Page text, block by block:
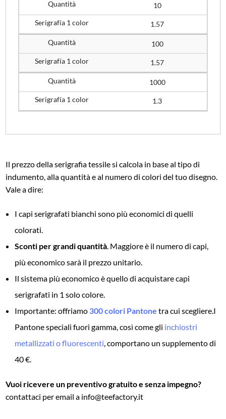
10
1.57
100
1.57
1000
1.3
Il prezzo della serigrafia tessile si calcola in base al tipo di
indumento, alla quantità e al numero di colori del tuo disegno.
Vale a dire:
I capi serigrafati bianchi sono più economici di quelli
colorati.
Sconti per grandi quantità. Maggiore è il numero di capi,
più economico sarà il prezzo unitario.
Il sistema più economico è quello di acquistare capi
serigrafati in 1 solo colore.
Importante: offriamo 300 colori Pantone tra cui scegliere.I
Pantone speciali fuori gamma, così come gli inchiostri
metallizzati o fluorescenti, comportano un supplemento di
40 €.
Vuoi ricevere un preventivo gratuito e senza impegno?
contattaci per email a info@teefactory.it